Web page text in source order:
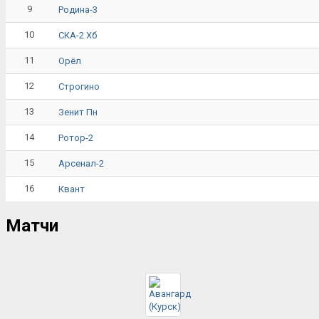
9 Родина-3
10 СКА-2 Хб
11 Орёл
12 Строгино
13 Зенит Пн
14 Ротор-2
15 Арсенал-2
16 Квант
Матчи